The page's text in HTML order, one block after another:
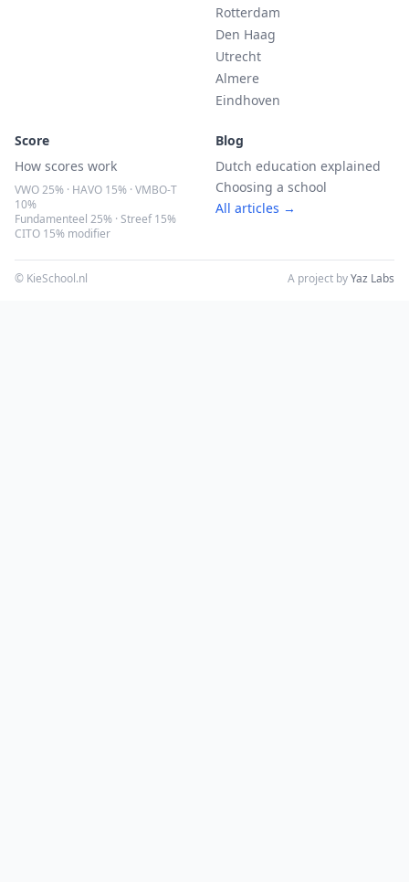
Rotterdam
Den Haag
Utrecht
Almere
Eindhoven
Score
How scores work
VWO 25% · HAVO 15% · VMBO-T
10%
Fundamenteel 25% · Streef 15%
CITO 15% modifier
Blog
Dutch education explained
Choosing a school
All articles →
© KieSchool.nl A project byYaz Labs